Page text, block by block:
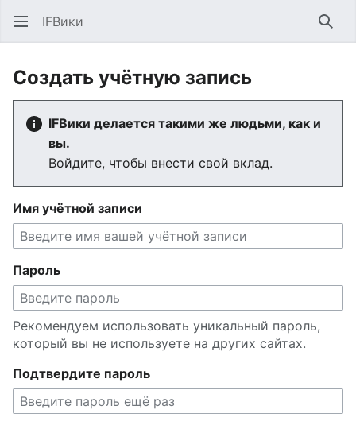
IFВики
Создать учётную запись
IFВики делается такими же людьми, как и
вы.
Войдите, чтобы внести свой вклад.
Имя учётной записи
Пароль
Рекомендуем использовать уникальный пароль,
который вы не используете на других сайтах.
Подтвердите пароль